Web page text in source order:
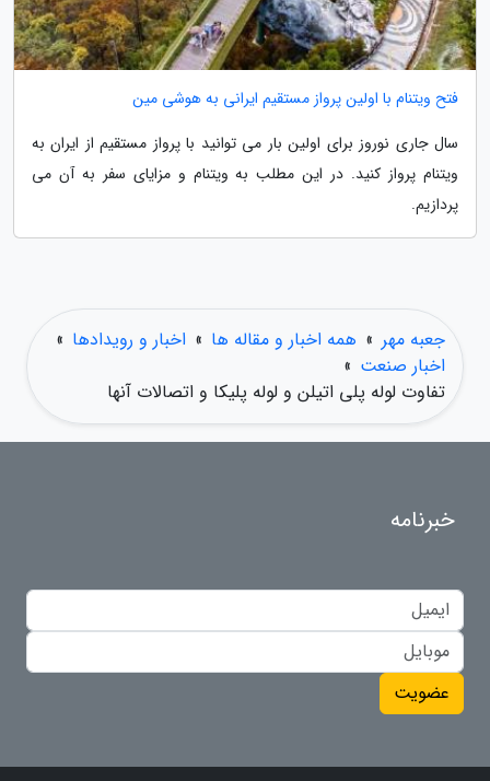
فتح ویتنام با اولین پرواز مستقیم ایرانی به هوشی مین
سال جاری نوروز برای اولین بار می توانید با پرواز مستقیم از ایران به
ویتنام پرواز کنید. در این مطلب به ویتنام و مزایای سفر به آن می
پردازیم.
جعبه مهر » همه اخبار و مقاله ها » اخبار و رویدادها »
اخبار صنعت »
تفاوت لوله پلی اتیلن و لوله پلیکا و اتصالات آنها
خبرنامه
عضویت